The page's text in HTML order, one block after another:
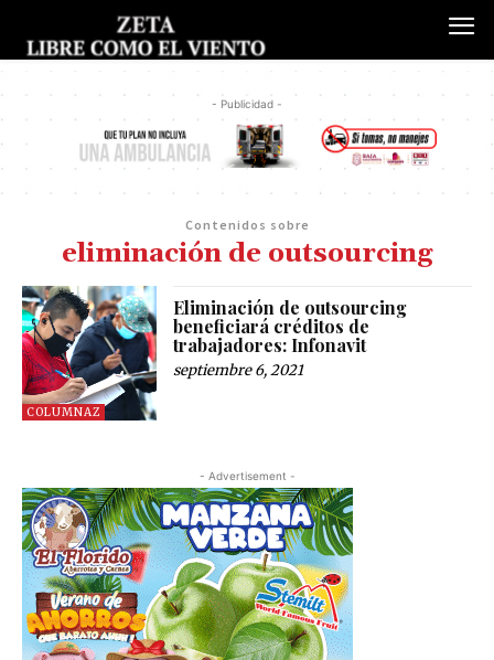
- Publicidad -
Contenidos sobre
eliminación de outsourcing
COLUMNAZ
Eliminación de outsourcing
beneficiará créditos de
trabajadores: Infonavit
septiembre 6, 2021
- Advertisement -